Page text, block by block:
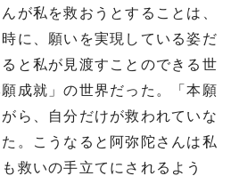
が私を救おうとすることは、
に、願いを実現している姿だ
と私が見渡すことのできる世
成就」の世界だった。「本願
ら、自分だけが救われていな
。こうなると阿弥陀さんは私
救いの手立てにされるよう